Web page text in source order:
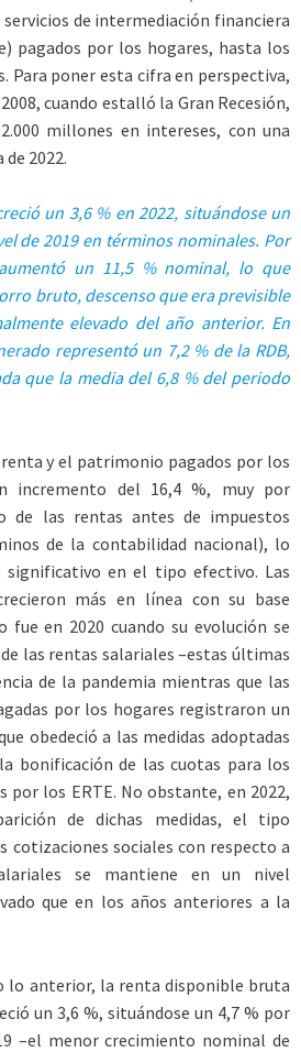
servicios de intermediación financiera
pagados por los hogares, hasta los
Para poner esta cifra en perspectiva,
cuando estalló la Gran Recesión,
millones en intereses, con una
2022.
un 3,6 % en 2022, situándose un
de 2019 en términos nominales. Por
un 11,5 % nominal, lo que
bruto, descenso que era previsible
elevado del año anterior. En
representó un 7,2 % de la RDB,
que la media del 6,8 % del periodo
y el patrimonio pagados por los
incremento del 16,4 %, muy por
de las rentas antes de impuestos
de la contabilidad nacional), lo
significativo en el tipo efectivo. Las
más en línea con su base
fue en 2020 cuando su evolución se
las rentas salariales –estas últimas
de la pandemia mientras que las
por los hogares registraron un
obedeció a las medidas adoptadas
bonificación de las cuotas para los
por los ERTE. No obstante, en 2022,
de dichas medidas, el tipo
cotizaciones sociales con respecto a
se mantiene en un nivel
que en los años anteriores a la
lo anterior, la renta disponible bruta
un 3,6 %, situándose un 4,7 % por
–el menor crecimiento nominal de